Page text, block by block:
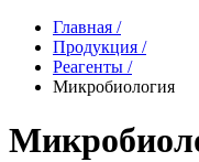
Главная /
Продукция /
Реагенты /
Микробиология